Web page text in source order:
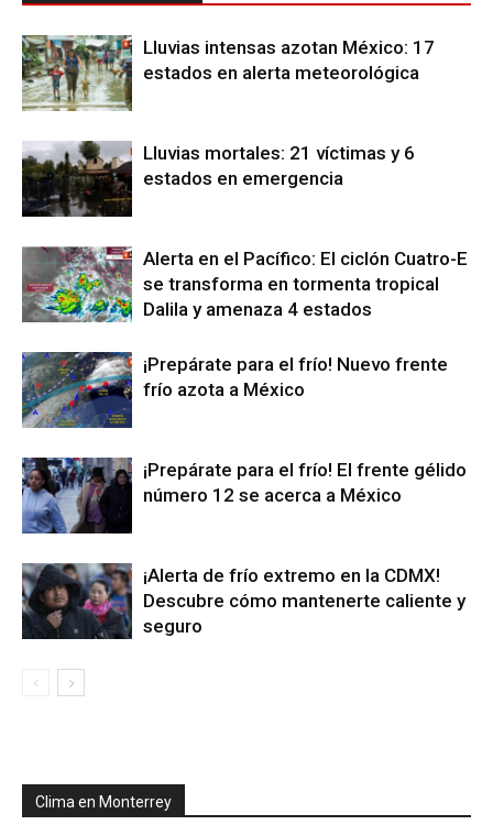
Lluvias intensas azotan México: 17
estados en alerta meteorológica
Lluvias mortales: 21 víctimas y 6
estados en emergencia
Alerta en el Pacífico: El ciclón Cuatro-E
se transforma en tormenta tropical
Dalila y amenaza 4 estados
¡Prepárate para el frío! Nuevo frente
frío azota a México
¡Prepárate para el frío! El frente gélido
número 12 se acerca a México
¡Alerta de frío extremo en la CDMX!
Descubre cómo mantenerte caliente y
seguro
Clima en Monterrey